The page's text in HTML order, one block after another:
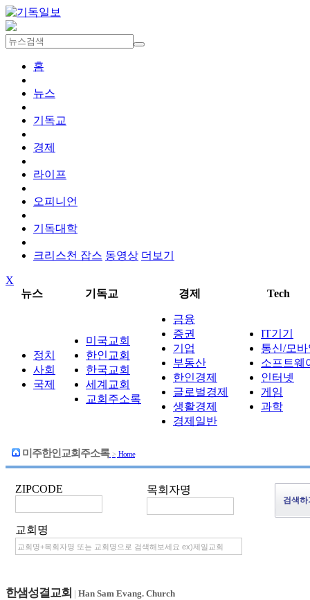
홈
뉴스
기독교
경제
라이프
오피니언
기독대학
크리스천 잡스 동영상 더보기
X
뉴스
기독교 경제 Tech
정치
사회
국제
미국교회
한인교회
한국교회
세계교회
교회주소록
금융
증권
기업
부동산
한인경제
글로벌경제
생활경제
경제일반
IT기기
통신/모
소프트웨
인터넷
게임
과학
미주한인교회주소록 > Home
ZIPCODE 목회자명
교회명
한샘성결교회 | Han Sam Evang. Church